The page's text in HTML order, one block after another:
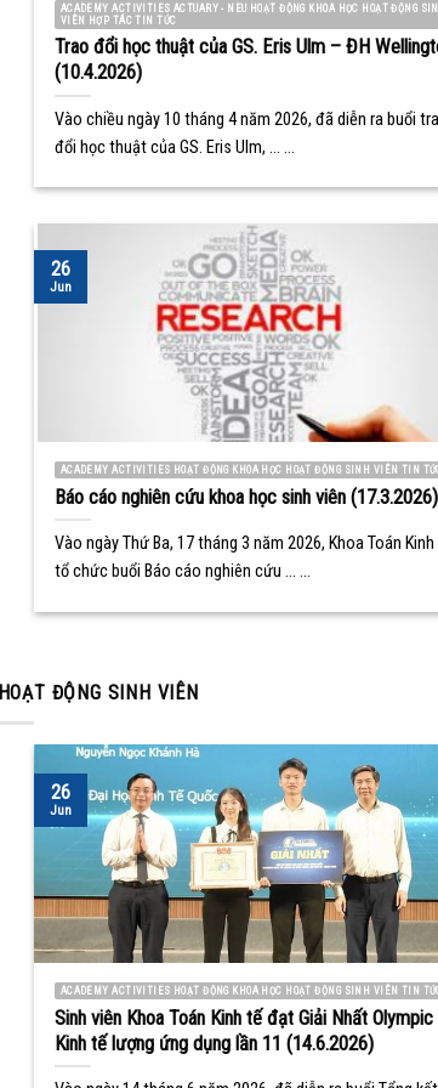
ACADEMY ACTIVITIES ACTUARY - NEU HOẠT ĐỘNG KHOA HỌC HOẠT ĐỘNG
VIÊN HỢP TÁC TIN TỨC
Trao đổi học thuật của GS. Eris Ulm – ĐH
(10.4.2026)
Vào chiều ngày 10 tháng 4 năm 2026, đã diễn ra buổi
đổi học thuật của GS. Eris Ulm, ... ...
ACADEMY ACTIVITIES HOẠT ĐỘNG KHOA HỌC HOẠT ĐỘNG SINH VIÊN TIN
Báo cáo nghiên cứu khoa học sinh viên (17.3.2026)
Vào ngày Thứ Ba, 17 tháng 3 năm 2026, Khoa Toán
tổ chức buổi Báo cáo nghiên cứu ... ...
26
Jun
HOẠT ĐỘNG SINH VIÊN
ACADEMY ACTIVITIES HOẠT ĐỘNG KHOA HỌC HOẠT ĐỘNG SINH VIÊN TIN
Sinh viên Khoa Toán Kinh tế đạt Giải Nhất Olympic
Kinh tế lượng ứng dụng lần 11 (14.6.2026)
26
Jun